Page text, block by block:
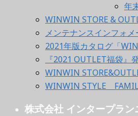
年
WINWIN STORE &
メンテナンスインフォメ
2021年版カタログ「
『2021 OUTLET福袋』
WINWIN
WINWIN STYLE
株式会社 インタープラン